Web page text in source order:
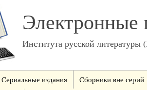
Электронные
Института русской
Сериальные издания
Сборники вне серий